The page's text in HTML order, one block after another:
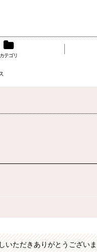
カテゴリ
ただきありがとうござい